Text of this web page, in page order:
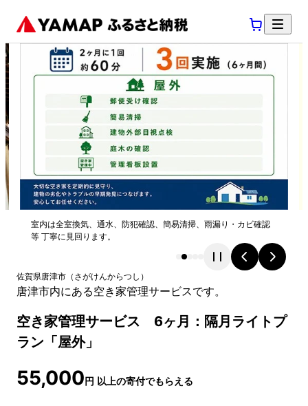
室内は全室換気、通水、防犯確認、簡易清掃、雨漏り・カビ確認
等 丁寧に見回ります。
佐賀県唐津市 （ さがけんからつし ）
唐津市内にある空き家管理サービスです。
空き家管理サービス 6ヶ月：隔月ライトプ
ラン「屋外」
55,000円 以上の寄付でもらえる